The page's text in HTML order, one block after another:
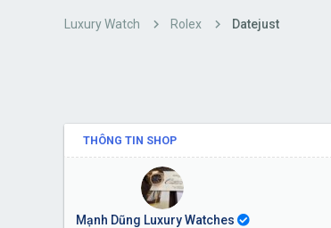
Luxury Watch Rolex Datejust
THÔNG TIN SHOP
Mạnh Dũng Luxury Watches